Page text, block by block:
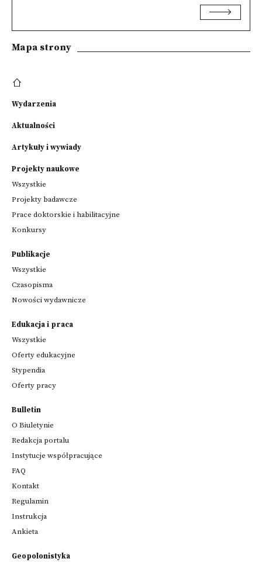
Mapa strony
Wydarzenia
Aktualności
Artykuły i wywiady
Projekty naukowe
Wszystkie
Projekty badawcze
Prace doktorskie i habilitacyjne
Konkursy
Publikacje
Wszystkie
Czasopisma
Nowości wydawnicze
Edukacja i praca
Wszystkie
Oferty edukacyjne
Stypendia
Oferty pracy
Bulletin
O Biuletynie
Redakcja portalu
Instytucje współpracujące
FAQ
Kontakt
Regulamin
Instrukcja
Ankieta
Geopolonistyka